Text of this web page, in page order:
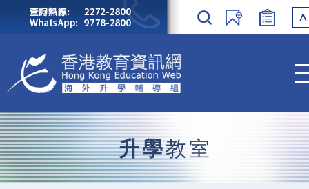
A
升學教室